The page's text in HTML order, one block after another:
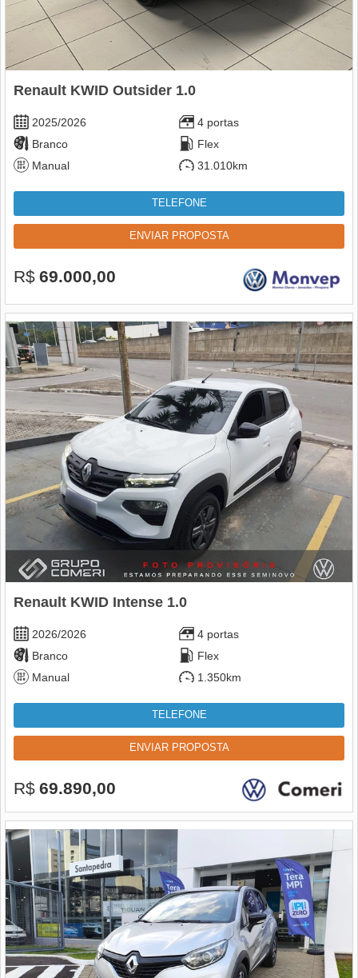
Renault KWID Outsider 1.0
2025/2026
4 portas
Branco
Flex
Manual
31.010km
TELEFONE
ENVIAR PROPOSTA
R$ 69.000,00
Renault KWID Intense 1.0
2026/2026
4 portas
Branco
Flex
Manual
1.350km
TELEFONE
ENVIAR PROPOSTA
R$ 69.890,00